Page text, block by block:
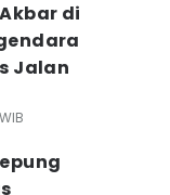
di
Jalan